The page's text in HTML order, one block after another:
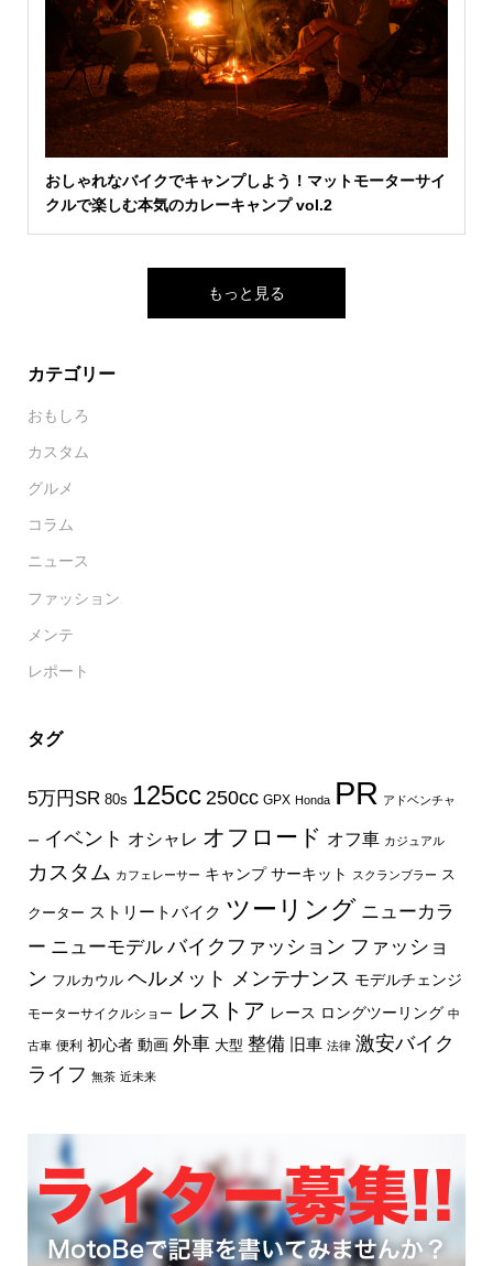
おしゃれなバイクでキャンプしよう！マットモーターサイ
クルで楽しむ本気のカレーキャンプ vol.2
もっと見る
カテゴリー
おもしろ
カスタム
グルメ
コラム
ニュース
ファッション
メンテ
レポート
タグ
5万円SR 80s 125cc 250cc GPX Honda PR アドベンチャ
ー イベント オシャレ オフロード オフ車 カジュアル
カスタム カフェレーサー キャンプ サーキット スクランブラー ス
クーター ストリートバイク ツーリング ニューカラ
ー ニューモデル バイクファッション ファッショ
ン フルカウル ヘルメット メンテナンス モデルチェンジ
モーターサイクルショー レストア レース ロングツーリング 中
古車 便利 初心者 動画 外車 大型 整備 旧車 法律 激安バイク
ライフ 無茶 近未来